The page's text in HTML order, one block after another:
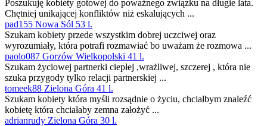
Poszukuję kobiety gotowej do poważnego związku na długie lata.
Chętniej unikającej konfliktów niż eskalujących ...
pad155 Nowa Sól 53 l.
Szukam kobiety przede wszystkim dobrej uczciwej oraz
wyrozumiały, która potrafi rozmawiać bo uważam że rozmowa ...
paolo087 Gorzów Wielkopolski 41 l.
Szukam życiowej partnerki ciepłej ,wrażliwej, szczerej , która nie
szuka przygody tylko relacji partnerskiej ...
tomeek88 Zielona Góra 41 l.
Szukam kobiety która myśli rozsądnie o życiu, chciałbym znaleźć
kobietę która chciałaby zemna założyć ...
adrianrudy Zielona Góra 30 l.